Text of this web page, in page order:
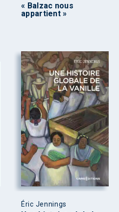
« Balzac nous
appartient »
Éric Jennings